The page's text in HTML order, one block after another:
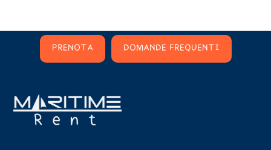
PRENOTA DOMANDE FREQUENTI